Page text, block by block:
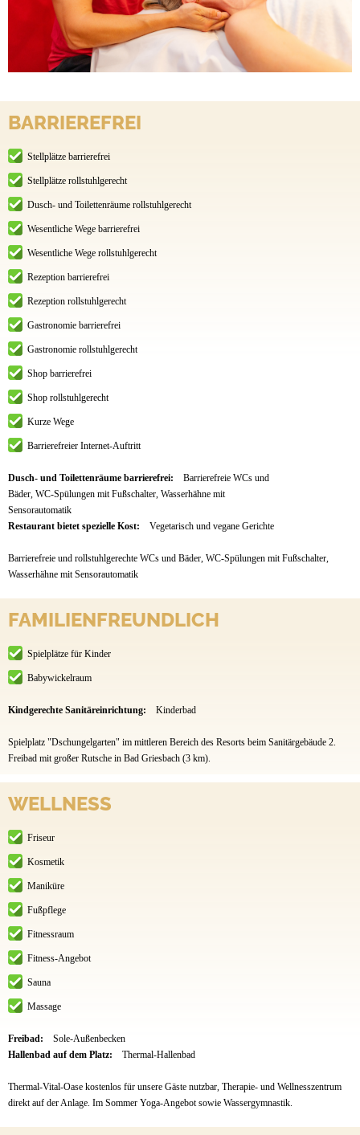
BARRIEREFREI
Stellplätze barrierefrei
Stellplätze rollstuhlgerecht
Dusch- und Toilettenräume rollstuhlgerecht
Wesentliche Wege barrierefrei
Wesentliche Wege rollstuhlgerecht
Rezeption barrierefrei
Rezeption rollstuhlgerecht
Gastronomie barrierefrei
Gastronomie rollstuhlgerecht
Shop barrierefrei
Shop rollstuhlgerecht
Kurze Wege
Barrierefreier Internet-Auftritt
Dusch- und Toilettenräume barrierefrei:
Barrierefreie WCs und
Bäder, WC-Spülungen mit Fußschalter, Wasserhähne mit
Sensorautomatik
Restaurant bietet spezielle Kost:
Vegetarisch und vegane Gerichte
Barrierefreie und rollstuhlgerechte WCs und Bäder, WC-Spülungen mit Fußschalter,
Wasserhähne mit Sensorautomatik
FAMILIENFREUNDLICH
Spielplätze für Kinder
Babywickelraum
Kindgerechte Sanitäreinrichtung: Kinderbad
Spielplatz "Dschungelgarten" im mittleren Bereich des Resorts beim Sanitärgebäude 2.
Freibad mit großer Rutsche in Bad Griesbach (3 km).
WELLNESS
Friseur
Kosmetik
Maniküre
Fußpflege
Fitnessraum
Fitness-Angebot
Sauna
Massage
Freibad:
Sole-Außenbecken
Hallenbad auf dem Platz:
Thermal-Hallenbad
Thermal-Vital-Oase kostenlos für unsere Gäste nutzbar, Therapie- und Wellnesszentrum
direkt auf der Anlage. Im Sommer Yoga-Angebot sowie Wassergymnastik.